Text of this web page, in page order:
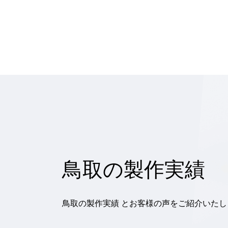
鳥取の製作実績
鳥取の製作実績 とお客様の声をご紹介いた